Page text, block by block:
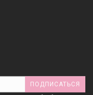
ПОДПИСАТЬСЯ